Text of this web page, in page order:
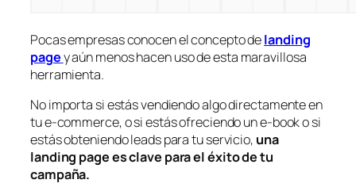
Pocas empresas conocen el concepto delanding
pagey aún menos hacen uso de esta maravillosa
herramienta.
No importa si estás vendiendo algo directamente en
tu e-commerce, o si estás ofreciendo un e-book o si
estás obteniendo leads para tu servicio, una
landing page es clave para el éxito de tu
campaña.